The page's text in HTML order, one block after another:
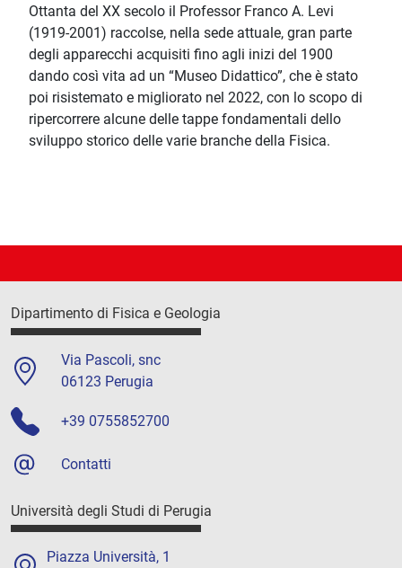
Ottanta del XX secolo il Professor Franco A. Levi
(1919-2001) raccolse, nella sede attuale, gran parte
degli apparecchi acquisiti fino agli inizi del 1900
dando così vita ad un “Museo Didattico”, che è stato
poi risistemato e migliorato nel 2022, con lo scopo di
ripercorrere alcune delle tappe fondamentali dello
sviluppo storico delle varie branche della Fisica.
Dipartimento di Fisica e Geologia
Via Pascoli, snc
06123 Perugia
+39 0755852700
Contatti
Università degli Studi di Perugia
Piazza Università, 1